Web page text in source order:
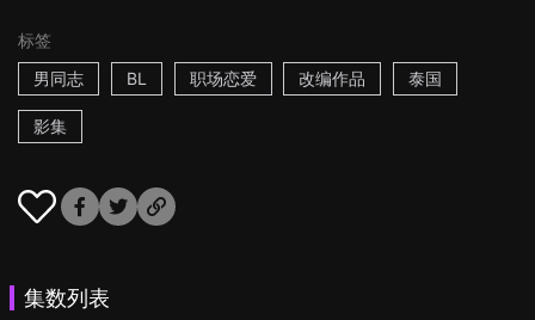
标签
男同志
BL 职场恋爱 改编作品 泰国
影集
集数列表